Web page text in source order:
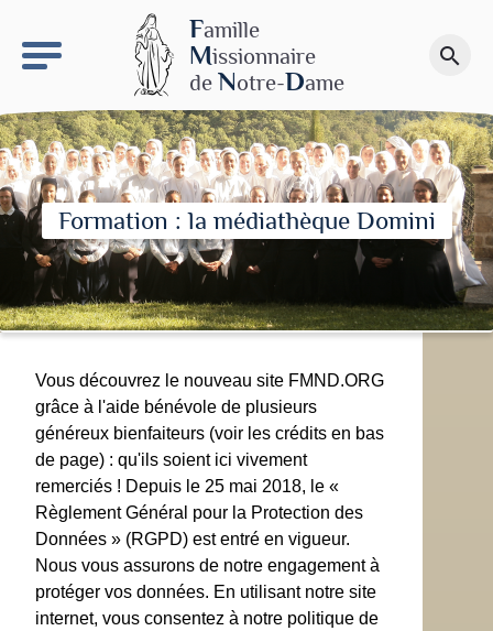
Famille
Missionnaire
de Notre-Dame
search
Faire un don
Formation : la médiathèque Domini
Vous découvrez le nouveau site FMND.ORG
grâce à l'aide bénévole de plusieurs
généreux bienfaiteurs (voir les crédits en bas
de page) : qu'ils soient ici vivement
remerciés ! Depuis le 25 mai 2018, le «
Règlement Général pour la Protection des
Données » (RGPD) est entré en vigueur.
Nous vous assurons de notre engagement à
protéger vos données. En utilisant notre site
internet, vous consentez à notre politique de